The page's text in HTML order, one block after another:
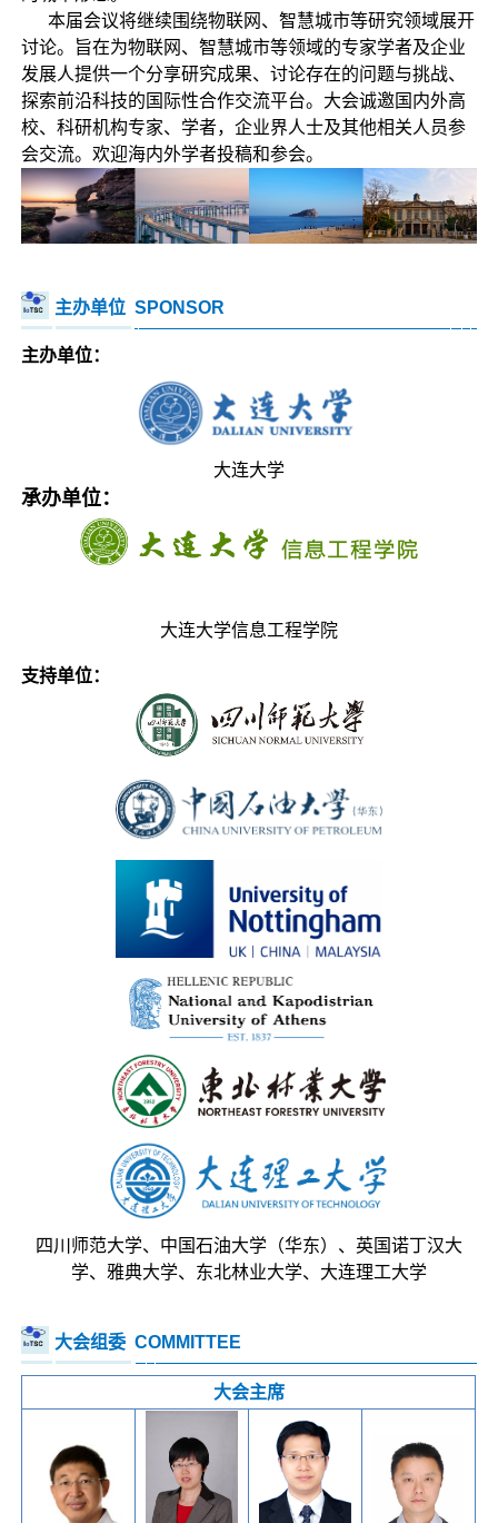
本届会议将继续围绕物联网、智慧城市等研究领域展开
讨论。旨在为物联网、智慧城市等领域的专家学者及企业
发展人提供一个分享研究成果、讨论存在的问题与挑战、
探索前沿科技的国际性合作交流平台。大会诚邀国内外高
校、科研机构专家、学者，企业界人士及其他相关人员参
会交流。欢迎海内外学者投稿和参会。
主办单位 SPONSOR
主办单位：
大连大学
承办单位：
大连大学信息工程学院
支持单位：
四川师范大学、中国石油大学（华东）、英国诺丁汉大
学、雅典大学、东北林业大学、大连理工大学
大会组委 COMMITTEE
大会主席